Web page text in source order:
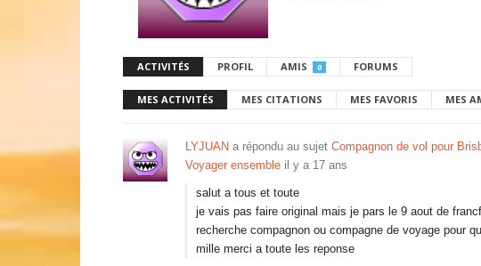
ACTIVITÉS PROFIL AMIS 0 FORUMS
MES ACTIVITÉS MES CITATIONS MES FAVORIS MES
LYJUAN a répondu au sujet Compagnon de vol pour
Voyager ensemble il y a 17 ans
salut a tous et toute
je vais pas faire original mais je pars le 9 aout de
recherche compagnon ou compagne de voyage pour
mille merci a toute les reponse